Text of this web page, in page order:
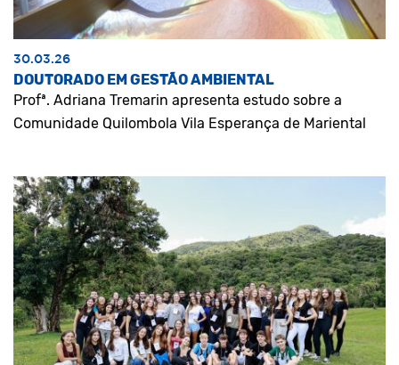
30.03.26
DOUTORADO EM GESTÃO AMBIENTAL
Profª. Adriana Tremarin apresenta estudo sobre a
Comunidade Quilombola Vila Esperança de Mariental